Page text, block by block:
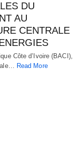
DU
AU
CENTRALE
Côte d’Ivoire (BACI),
Read More